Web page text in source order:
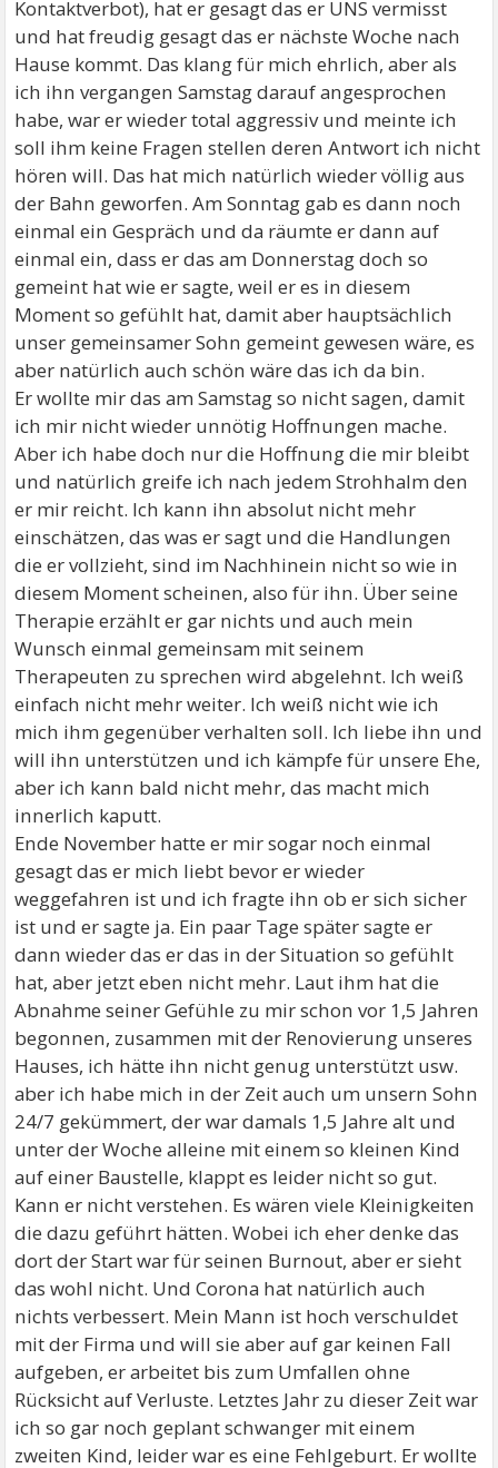
Kontaktverbot), hat er gesagt das er UNS vermisst
und hat freudig gesagt das er nächste Woche nach
Hause kommt. Das klang für mich ehrlich, aber als
ich ihn vergangen Samstag darauf angesprochen
habe, war er wieder total aggressiv und meinte ich
soll ihm keine Fragen stellen deren Antwort ich nicht
hören will. Das hat mich natürlich wieder völlig aus
der Bahn geworfen. Am Sonntag gab es dann noch
einmal ein Gespräch und da räumte er dann auf
einmal ein, dass er das am Donnerstag doch so
gemeint hat wie er sagte, weil er es in diesem
Moment so gefühlt hat, damit aber hauptsächlich
unser gemeinsamer Sohn gemeint gewesen wäre, es
aber natürlich auch schön wäre das ich da bin.
Er wollte mir das am Samstag so nicht sagen, damit
ich mir nicht wieder unnötig Hoffnungen mache.
Aber ich habe doch nur die Hoffnung die mir bleibt
und natürlich greife ich nach jedem Strohhalm den
er mir reicht. Ich kann ihn absolut nicht mehr
einschätzen, das was er sagt und die Handlungen
die er vollzieht, sind im Nachhinein nicht so wie in
diesem Moment scheinen, also für ihn. Über seine
Therapie erzählt er gar nichts und auch mein
Wunsch einmal gemeinsam mit seinem
Therapeuten zu sprechen wird abgelehnt. Ich weiß
einfach nicht mehr weiter. Ich weiß nicht wie ich
mich ihm gegenüber verhalten soll. Ich liebe ihn und
will ihn unterstützen und ich kämpfe für unsere Ehe,
aber ich kann bald nicht mehr, das macht mich
innerlich kaputt.
Ende November hatte er mir sogar noch einmal
gesagt das er mich liebt bevor er wieder
weggefahren ist und ich fragte ihn ob er sich sicher
ist und er sagte ja. Ein paar Tage später sagte er
dann wieder das er das in der Situation so gefühlt
hat, aber jetzt eben nicht mehr. Laut ihm hat die
Abnahme seiner Gefühle zu mir schon vor 1,5 Jahren
begonnen, zusammen mit der Renovierung unseres
Hauses, ich hätte ihn nicht genug unterstützt usw.
aber ich habe mich in der Zeit auch um unsern Sohn
24/7 gekümmert, der war damals 1,5 Jahre alt und
unter der Woche alleine mit einem so kleinen Kind
auf einer Baustelle, klappt es leider nicht so gut.
Kann er nicht verstehen. Es wären viele Kleinigkeiten
die dazu geführt hätten. Wobei ich eher denke das
dort der Start war für seinen Burnout, aber er sieht
das wohl nicht. Und Corona hat natürlich auch
nichts verbessert. Mein Mann ist hoch verschuldet
mit der Firma und will sie aber auf gar keinen Fall
aufgeben, er arbeitet bis zum Umfallen ohne
Rücksicht auf Verluste. Letztes Jahr zu dieser Zeit war
ich so gar noch geplant schwanger mit einem
zweiten Kind, leider war es eine Fehlgeburt. Er wollte